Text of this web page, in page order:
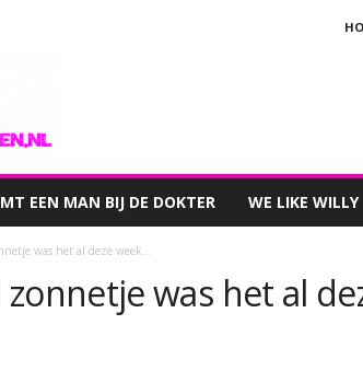
EEN MAN BIJ DE DOKTER WE LIKE WILLY
was het al deze week…
was het al